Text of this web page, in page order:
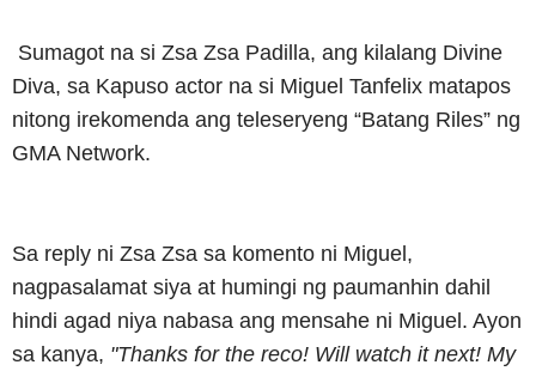
Sumagot na si Zsa Zsa Padilla, ang kilalang Divine
Diva, sa Kapuso actor na si Miguel Tanfelix matapos
nitong irekomenda ang teleseryeng “Batang Riles” ng
GMA Network.
Sa reply ni Zsa Zsa sa komento ni Miguel,
nagpasalamat siya at humingi ng paumanhin dahil
hindi agad niya nabasa ang mensahe ni Miguel. Ayon
sa kanya, "Thanks for the reco! Will watch it next! My